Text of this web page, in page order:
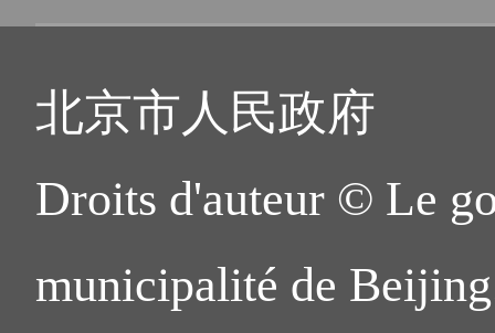
北京市人民政府
Droits d'auteur © Le
municipalité de